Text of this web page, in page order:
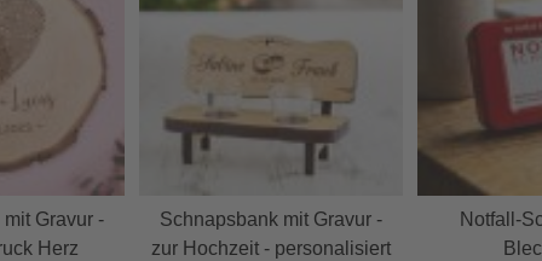
Gravur -
Herz
Schnapsbank mit Gravur -
zur Hochzeit - personalisiert
Notfall-